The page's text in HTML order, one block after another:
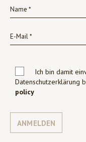
Ich bin damit
Datenschutzerklärung
policy
ANMELDEN